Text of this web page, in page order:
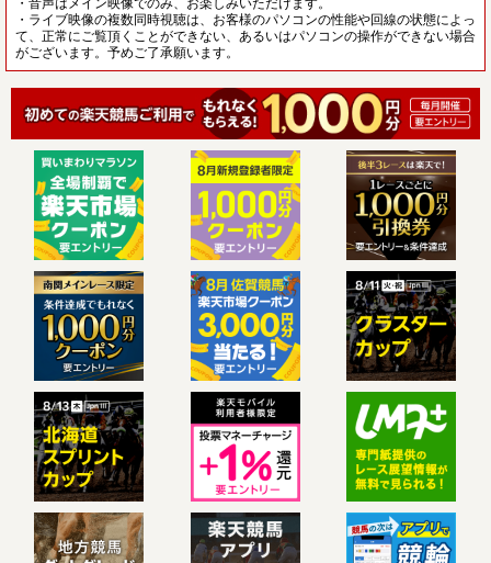
・音声はメイン映像でのみ、お楽しみいただけます。
・ライブ映像の複数同時視聴は、お客様のパソコンの性能や回線の状態によっ
て、正常にご覧頂くことができない、あるいはパソコンの操作ができない場合
がございます。予めご了承願います。